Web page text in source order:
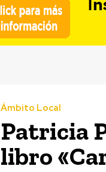
Ámbito Local
Patricia
libro